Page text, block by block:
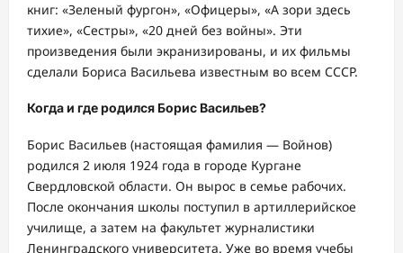
книг: «Зеленый фургон», «Офицеры», «А зори здесь
тихие», «Сестры», «20 дней без войны». Эти
произведения были экранизированы, и их фильмы
сделали Бориса Васильева известным во всем СССР.
Когда и где родился Борис Васильев?
Борис Васильев (настоящая фамилия — Войнов)
родился 2 июля 1924 года в городе Кургане
Свердловской области. Он вырос в семье рабочих.
После окончания школы поступил в артиллерийское
училище, а затем на факультет журналистики
Ленинградского университета. Уже во время учебы